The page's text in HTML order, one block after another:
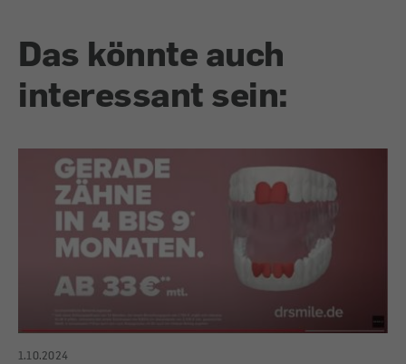
Das könnte auch
interessant sein:
1.10.2024